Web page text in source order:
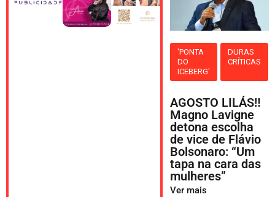
'PONTA
DO
ICEBERG'
DURAS
CRÍTICAS
AGOSTO LILÁS‼️
Magno Lavigne
detona escolha
de vice de Flávio
Bolsonaro: “Um
tapa na cara das
mulheres”
Ver mais